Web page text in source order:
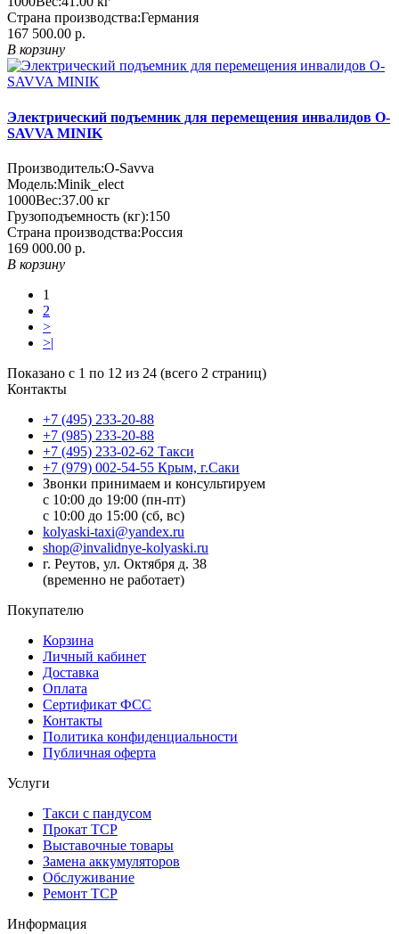
Страна производства:Германия
167 500.00 р.
В корзину
Электрический подъемник для перемещения инвалидов O-
SAVVA MINIK
Производитель:O-Savva
Модель:Minik_elect
1000Вес:37.00 кг
Грузоподъемность (кг):150
Страна производства:Россия
169 000.00 р.
В корзину
1
2
>
>|
Показано с 1 по 12 из 24 (всего 2 страниц)
Контакты
+7 (495) 233-20-88
+7 (985) 233-20-88
+7 (495) 233-02-62 Такси
+7 (979) 002-54-55 Крым, г.Саки
Звонки принимаем и консультируем
с 10:00 до 19:00 (пн-пт)
с 10:00 до 15:00 (сб, вс)
kolyaski-taxi@yandex.ru
shop@invalidnye-kolyaski.ru
г. Реутов, ул. Октября д. 38
(временно не работает)
Покупателю
Корзина
Личный кабинет
Доставка
Оплата
Сертификат ФСС
Контакты
Политика конфиденциальности
Публичная оферта
Услуги
Такси с пандусом
Прокат ТСР
Выставочные товары
Замена аккумуляторов
Обслуживание
Ремонт ТСР
Информация